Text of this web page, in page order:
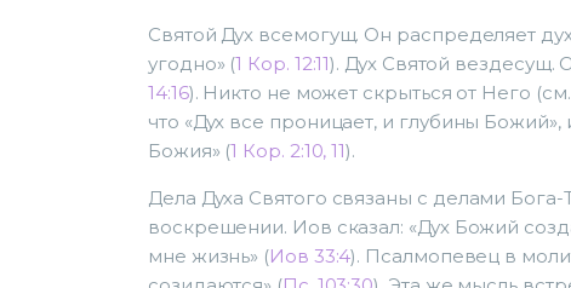
Святой Дух всемогущ. Он распределяет
угодно» (1 Кор. 12:11). Дух Святой вездесущ.
14:16). Никто не может скрыться от Него (см.
что «Дух все проницает, и глубины
Божия» (1 Кор. 2:10, 11).
Дела Духа Святого связаны с делами Бога-
воскрешении. Иов сказал: «Дух Божий
мне жизнь» (Иов 33:4). Псалмопевец в